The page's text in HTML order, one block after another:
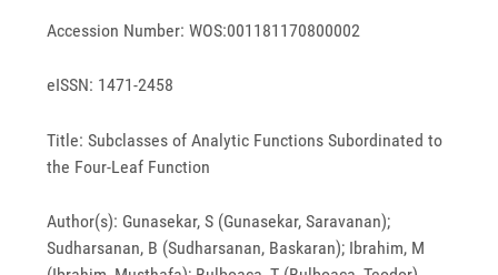
Accession Number: WOS:001181170800002
eISSN: 1471-2458
Title: Subclasses of Analytic Functions Subordinated to
the Four-Leaf Function
Author(s): Gunasekar, S (Gunasekar, Saravanan);
Sudharsanan, B (Sudharsanan, Baskaran); Ibrahim, M